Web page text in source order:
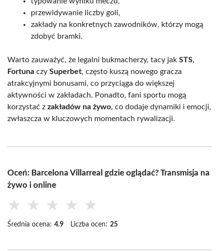
przewidywanie liczby goli,
zakłady na konkretnych zawodników, którzy mogą
zdobyć bramki.
Warto zauważyć, że legalni bukmacherzy, tacy jak STS,
Fortuna czy Superbet, często kuszą nowego gracza
atrakcyjnymi bonusami, co przyciąga do większej
aktywności w zakładach. Ponadto, fani sportu mogą
korzystać z zakładów na żywo, co dodaje dynamiki i emocji,
zwłaszcza w kluczowych momentach rywalizacji.
Oceń: Barcelona Villarreal gdzie oglądać? Transmisja na
żywo i online
★ ★ ★ ★ ★
Średnia ocena: 4.9 Liczba ocen: 25